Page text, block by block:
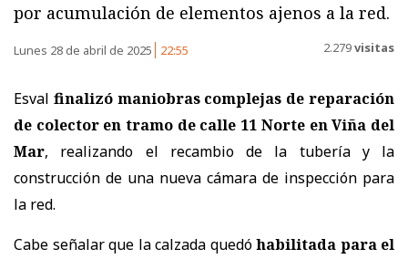
por acumulación de elementos ajenos a la red.
Lunes 28 de abril de 2025 22:55 2.279visitas
Esval finalizó maniobras complejas de reparación
de colector en tramo de calle 11 Norte en Viña del
Mar, realizando el recambio de la tubería y la
construcción de una nueva cámara de inspección para
la red.
Cabe señalar que la calzada quedóhabilitada para el